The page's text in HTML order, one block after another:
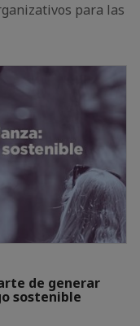
para las
de generar
sostenible